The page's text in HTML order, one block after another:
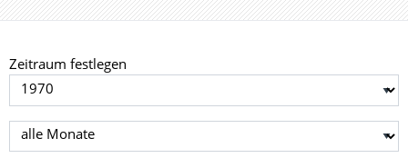
Zeitraum festlegen
Jahr auswählen
Monat auswählen